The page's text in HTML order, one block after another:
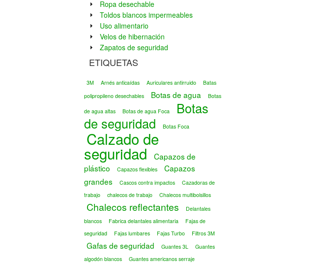
Ropa desechable
Toldos blancos impermeables
Uso alimentario
Velos de hibernación
Zapatos de seguridad
ETIQUETAS
3M Arnés anticaídas Auriculares antirruido
Batas
polipropileno desechables
Botas de agua Botas
de agua altas Botas de agua Foca
Botas
de seguridad
Botas Foca
Calzado de
seguridad
Capazos de
plástico
Capazos flexibles
Capazos
grandes
Cascos contra impactos
Cazadoras de
trabajo
chalecos de trabajo Chalecos multibolsillos
Chalecos reflectantes
Delantales
blancos
Fabrica delantales alimentaria
Fajas de
seguridad
Fajas lumbares Fajas Turbo Filtros 3M
Gafas de seguridad Guantes 3L
Guantes
algodón blancos
Guantes americanos serraje